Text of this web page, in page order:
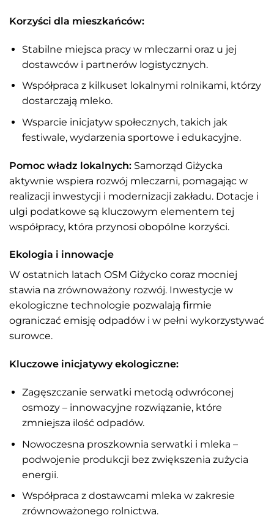
Korzyści dla mieszkańców:
Stabilne miejsca pracy w mleczarni oraz u jej
dostawców i partnerów logistycznych.
Współpraca z kilkuset lokalnymi rolnikami, którzy
dostarczają mleko.
Wsparcie inicjatyw społecznych, takich jak
festiwale, wydarzenia sportowe i edukacyjne.
Pomoc władz lokalnych: Samorząd Giżycka
aktywnie wspiera rozwój mleczarni, pomagając w
realizacji inwestycji i modernizacji zakładu. Dotacje i
ulgi podatkowe są kluczowym elementem tej
współpracy, która przynosi obopólne korzyści.
Ekologia i innowacje
W ostatnich latach OSM Giżycko coraz mocniej
stawia na zrównoważony rozwój. Inwestycje w
ekologiczne technologie pozwalają firmie
ograniczać emisję odpadów i w pełni wykorzystywać
surowce.
Kluczowe inicjatywy ekologiczne:
Zagęszczanie serwatki metodą odwróconej
osmozy – innowacyjne rozwiązanie, które
zmniejsza ilość odpadów.
Nowoczesna proszkownia serwatki i mleka –
podwojenie produkcji bez zwiększenia zużycia
energii.
Współpraca z dostawcami mleka w zakresie
zrównoważonego rolnictwa.